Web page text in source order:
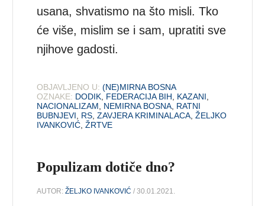
usana, shvatismo na što misli. Tko
će više, mislim se i sam, upratiti sve
njihove gadosti.
OBJAVLJENO U: (NE)MIRNA BOSNA
OZNAKE: DODIK, FEDERACIJA BIH, KAZANI,
NACIONALIZAM, NEMIRNA BOSNA, RATNI
BUBNJEVI, RS,ZAVJERA KRIMINALACA,ŽELJKO
IVANKOVIĆ,ŽRTVE
Populizam dotiče dno?
AUTOR:ŽELJKO IVANKOVIĆ / 30.01.2021.